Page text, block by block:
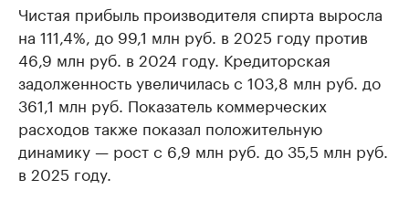
Чистая прибыль производителя спирта выросла
на 111,4%, до 99,1 млн руб. в 2025 году против
46,9 млн руб. в 2024 году. Кредиторская
задолженность увеличилась с 103,8 млн руб. до
361,1 млн руб. Показатель коммерческих
расходов также показал положительную
динамику — рост с 6,9 млн руб. до 35,5 млн руб.
в 2025 году.